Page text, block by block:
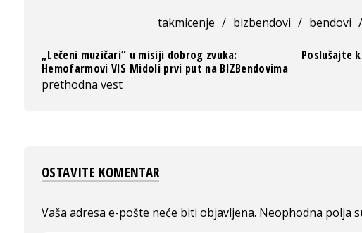
takmicenje / bizbendovi / bendovi /
„Lečeni muzičari“ u misiji dobrog zvuka:
Hemofarmovi VIS Midoli prvi put na BIZBendovima
prethodna vest
Poslušajte
OSTAVITE KOMENTAR
Vaša adresa e-pošte neće biti objavljena. Neophodna polja